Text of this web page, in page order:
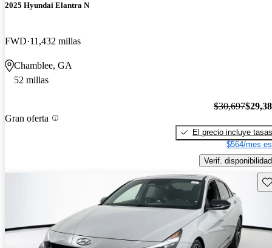
2025 Hyundai Elantra N
FWD 11,432 millas
Chamblee, GA
52 millas
Gran oferta
$30,697
El precio incluye tasas
$564/mes
Verif. disponibilidad